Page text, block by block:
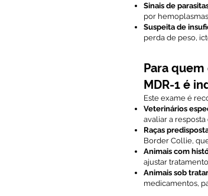
Sinais de
por
Suspeita de
perda de peso,
Para
MDR-1 é
Este exame é
Veterinários
avaliar a
Raças
Border Collie,
Animais com
ajustar
Animais sob
medicamentos,